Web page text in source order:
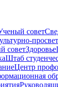
совет
советЗдоровье
Штаб
Центр